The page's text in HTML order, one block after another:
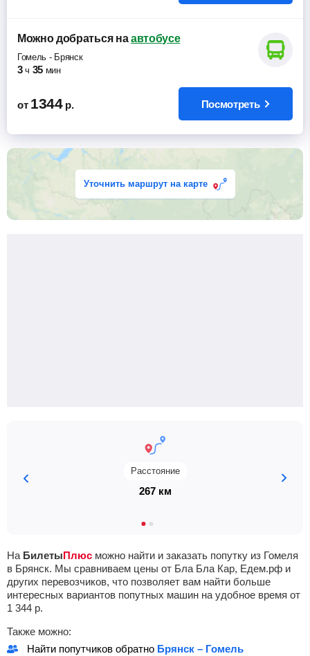
Можно добратьсяна автобусе
Гомель - Брянск
3 ч 35 мин
от 1344 р. Посмотреть
Уточнить маршрут на карте
Расстояние
267 км
На БилетыПлюс можно найти и заказать попутку из Гомеля
в Брянск. Мы сравниваем цены от Бла Бла Кар, Едем.рф и
других перевозчиков, что позволяет вам найти больше
интересных вариантов попутных машин на удобное время от
1 344 р.
Также можно:
Найти попутчиков обратно Брянск – Гомель